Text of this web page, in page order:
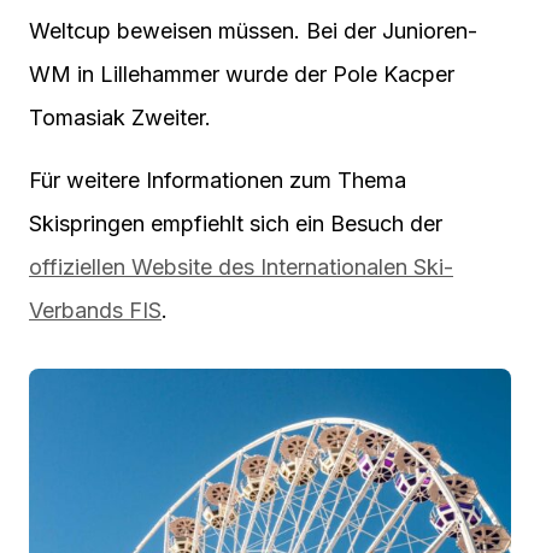
Weltcup beweisen müssen. Bei der Junioren-
WM in Lillehammer wurde der Pole Kacper
Tomasiak Zweiter.
Für weitere Informationen zum Thema
Skispringen empfiehlt sich ein Besuch der
offiziellen Website des Internationalen Ski-
Verbands FIS.